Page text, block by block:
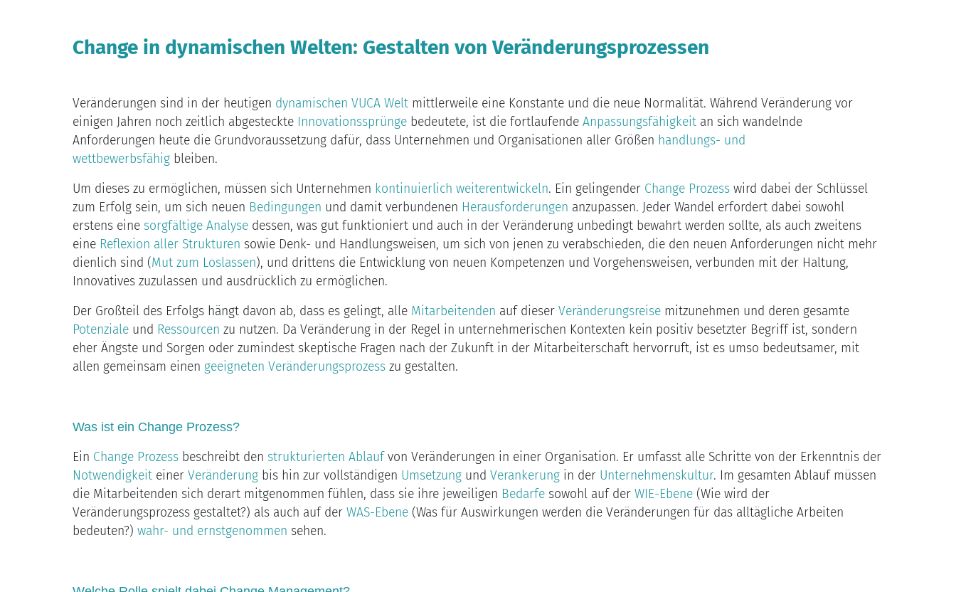
Change in dynamischen Welten: Gestalten von Veränderungsprozessen
Veränderungen sind in der heutigen dynamischen VUCA Welt mittlerweile eine Konstante und die neue Normalität. Während Veränderung vor
einigen Jahren noch zeitlich abgesteckte Innovationssprünge bedeutete, ist die fortlaufende Anpassungsfähigkeit an sich wandelnde
Anforderungen heute die Grundvoraussetzung dafür, dass Unternehmen und Organisationen aller Größen handlungs- und
wettbewerbsfähig bleiben.
Um dieses zu ermöglichen, müssen sich Unternehmen kontinuierlich weiterentwickeln. Ein gelingender Change Prozess wird dabei der Schlüssel
zum Erfolg sein, um sich neuen Bedingungen und damit verbundenen Herausforderungen anzupassen. Jeder Wandel erfordert dabei sowohl
erstens eine sorgfältige Analyse dessen, was gut funktioniert und auch in der Veränderung unbedingt bewahrt werden sollte, als auch zweitens
eine Reflexion aller Strukturen sowie Denk- und Handlungsweisen, um sich von jenen zu verabschieden, die den neuen Anforderungen nicht mehr
dienlich sind (Mut zum Loslassen), und drittens die Entwicklung von neuen Kompetenzen und Vorgehensweisen, verbunden mit der Haltung,
Innovatives zuzulassen und ausdrücklich zu ermöglichen.
Der Großteil des Erfolgs hängt davon ab, dass es gelingt, alle Mitarbeitenden auf dieser Veränderungsreise mitzunehmen und deren gesamte
Potenziale und Ressourcen zu nutzen. Da Veränderung in der Regel in unternehmerischen Kontexten kein positiv besetzter Begriff ist, sondern
eher Ängste und Sorgen oder zumindest skeptische Fragen nach der Zukunft in der Mitarbeiterschaft hervorruft, ist es umso bedeutsamer, mit
allen gemeinsam einen geeigneten Veränderungsprozess zu gestalten.
Was ist ein Change Prozess?
Ein Change Prozess beschreibt den strukturierten Ablaufvon Veränderungen in einer Organisation. Er umfasst alle Schritte von der Erkenntnis der
Notwendigkeit einer Veränderung bis hin zur vollständigen Umsetzung und Verankerung in der Unternehmenskultur. Im gesamten Ablauf müssen
die Mitarbeitenden sich derart mitgenommen fühlen, dass sie ihre jeweiligen Bedarfe sowohl auf der WIE-Ebene (Wie wird der
Veränderungsprozess gestaltet?) als auch auf der WAS-Ebene (Was für Auswirkungen werden die Veränderungen für das alltägliche Arbeiten
bedeuten?) wahr- und ernstgenommen sehen.